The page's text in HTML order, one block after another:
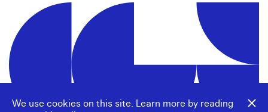
We use cookies on this site. Learn more by reading